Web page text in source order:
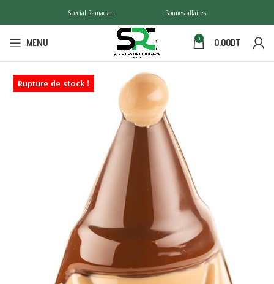
Spécial Ramadan Bonnes affaires
MENU 0 0.00DT
Rupture de stock !